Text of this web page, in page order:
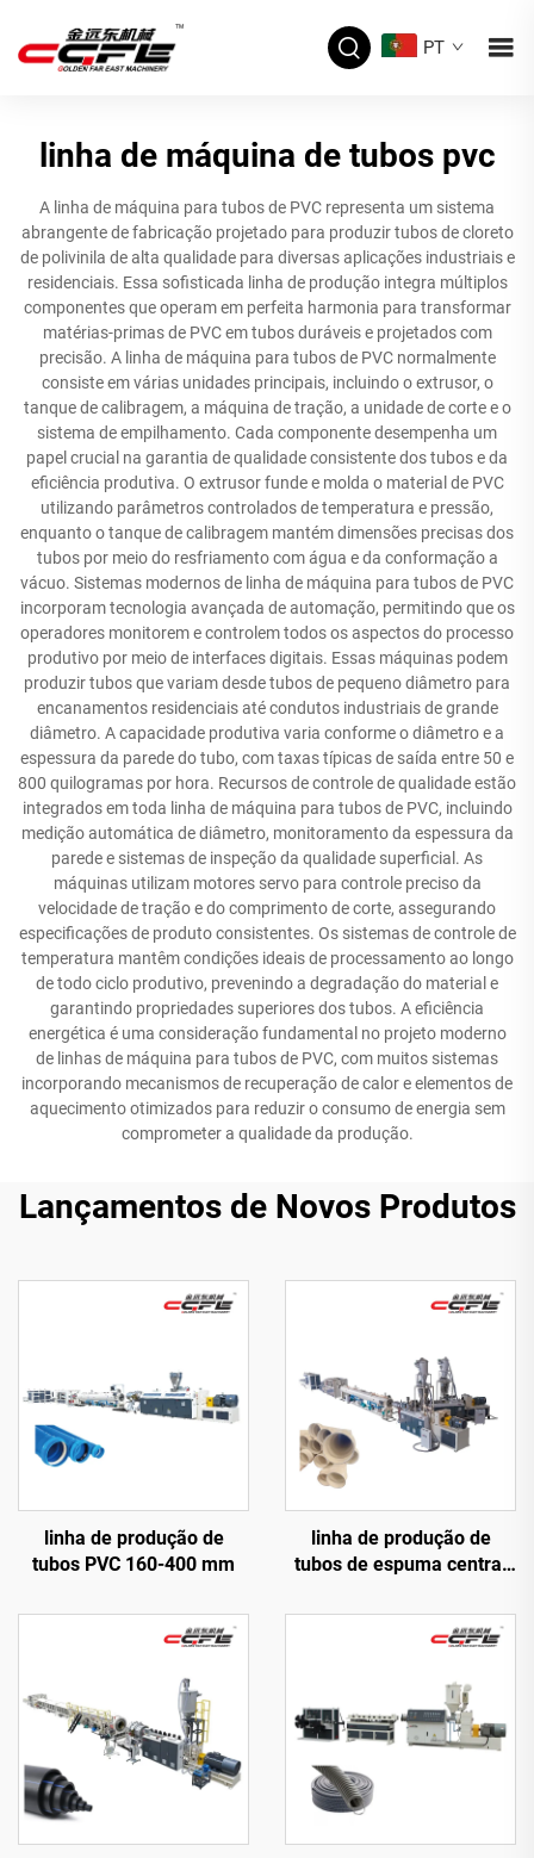
PT
linha de máquina de tubos pvc
A linha de máquina para tubos de PVC representa um sistema
abrangente de fabricação projetado para produzir tubos de cloreto
de polivinila de alta qualidade para diversas aplicações industriais e
residenciais. Essa sofisticada linha de produção integra múltiplos
componentes que operam em perfeita harmonia para transformar
matérias-primas de PVC em tubos duráveis e projetados com
precisão. A linha de máquina para tubos de PVC normalmente
consiste em várias unidades principais, incluindo o extrusor, o
tanque de calibragem, a máquina de tração, a unidade de corte e o
sistema de empilhamento. Cada componente desempenha um
papel crucial na garantia de qualidade consistente dos tubos e da
eficiência produtiva. O extrusor funde e molda o material de PVC
utilizando parâmetros controlados de temperatura e pressão,
enquanto o tanque de calibragem mantém dimensões precisas dos
tubos por meio do resfriamento com água e da conformação a
vácuo. Sistemas modernos de linha de máquina para tubos de PVC
incorporam tecnologia avançada de automação, permitindo que os
operadores monitorem e controlem todos os aspectos do processo
produtivo por meio de interfaces digitais. Essas máquinas podem
produzir tubos que variam desde tubos de pequeno diâmetro para
encanamentos residenciais até condutos industriais de grande
diâmetro. A capacidade produtiva varia conforme o diâmetro e a
espessura da parede do tubo, com taxas típicas de saída entre 50 e
800 quilogramas por hora. Recursos de controle de qualidade estão
integrados em toda linha de máquina para tubos de PVC, incluindo
medição automática de diâmetro, monitoramento da espessura da
parede e sistemas de inspeção da qualidade superficial. As
máquinas utilizam motores servo para controle preciso da
velocidade de tração e do comprimento de corte, assegurando
especificações de produto consistentes. Os sistemas de controle de
temperatura mantêm condições ideais de processamento ao longo
de todo ciclo produtivo, prevenindo a degradação do material e
garantindo propriedades superiores dos tubos. A eficiência
energética é uma consideração fundamental no projeto moderno
de linhas de máquina para tubos de PVC, com muitos sistemas
incorporando mecanismos de recuperação de calor e elementos de
aquecimento otimizados para reduzir o consumo de energia sem
comprometer a qualidade da produção.
Lançamentos de Novos Produtos
linha de produção de
tubos PVC 160-400 mm
linha de produção de
tubos de espuma central